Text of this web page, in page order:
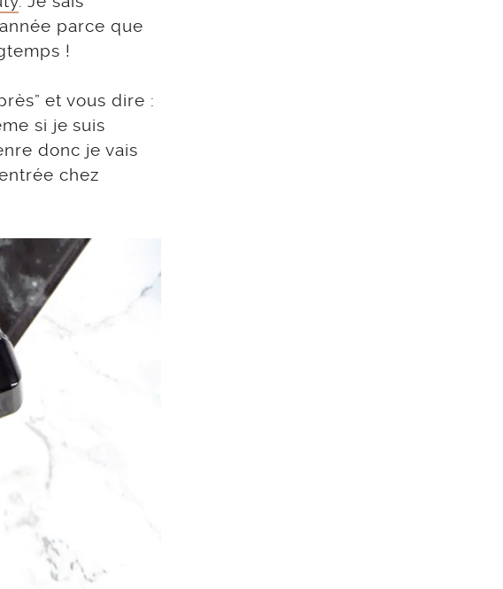
parce que
!
et vous dire :
si je suis
donc je vais
chez